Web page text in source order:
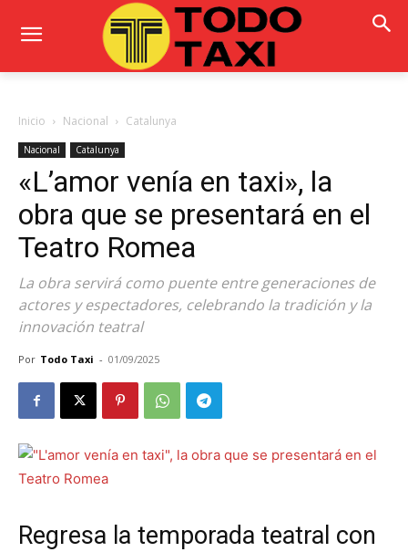
Inicio Nacional Catalunya
Nacional Catalunya
«L’amor venía en taxi», la
obra que se presentará en el
Teatro Romea
La obra servirá como puente entre generaciones de
actores y espectadores, celebrando la tradición y la
innovación teatral
Por Todo Taxi - 01/09/2025
Regresa la temporada teatral con